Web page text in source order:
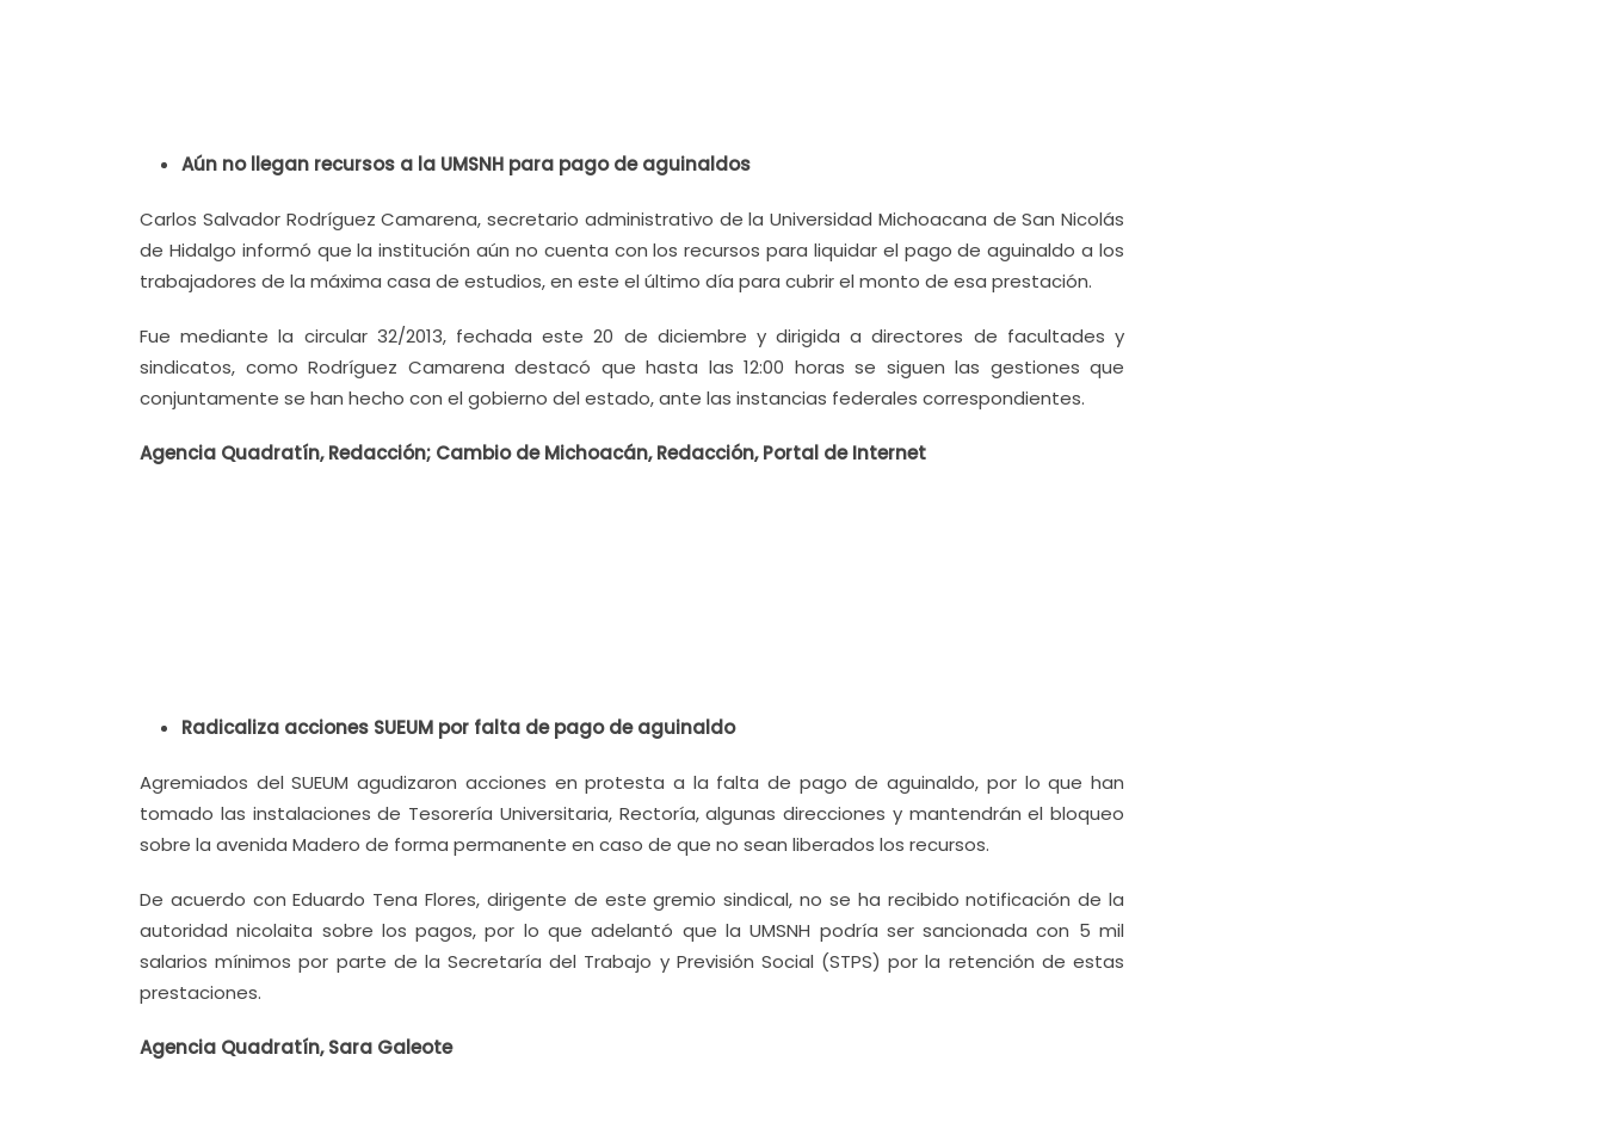
Aún no llegan recursos a la UMSNH para pago de aguinaldos
Carlos Salvador Rodríguez Camarena, secretario administrativo de la Universidad Michoacana de San Nicolás
de Hidalgo informó que la institución aún no cuenta con los recursos para liquidar el pago de aguinaldo a los
trabajadores de la máxima casa de estudios, en este el último día para cubrir el monto de esa prestación.
Fue mediante la circular 32/2013, fechada este 20 de diciembre y dirigida a directores de facultades y
sindicatos, como Rodríguez Camarena destacó que hasta las 12:00 horas se siguen las gestiones que
conjuntamente se han hecho con el gobierno del estado, ante las instancias federales correspondientes.
Agencia Quadratín, Redacción; Cambio de Michoacán, Redacción, Portal de Internet
Radicaliza acciones SUEUM por falta de pago de aguinaldo
Agremiados del SUEUM agudizaron acciones en protesta a la falta de pago de aguinaldo, por lo que han
tomado las instalaciones de Tesorería Universitaria, Rectoría, algunas direcciones y mantendrán el bloqueo
sobre la avenida Madero de forma permanente en caso de que no sean liberados los recursos.
De acuerdo con Eduardo Tena Flores, dirigente de este gremio sindical, no se ha recibido notificación de la
autoridad nicolaita sobre los pagos, por lo que adelantó que la UMSNH podría ser sancionada con 5 mil
salarios mínimos por parte de la Secretaría del Trabajo y Previsión Social (STPS) por la retención de estas
prestaciones.
Agencia Quadratín, Sara Galeote